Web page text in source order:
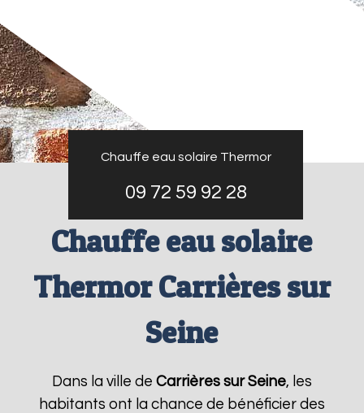
Chauffe eau solaire Thermor
09 72 59 92 28
Chauffe eau solaire
Thermor Carrières sur
Seine
Dans la ville de Carrières sur Seine, les
habitants ont la chance de bénéficier des